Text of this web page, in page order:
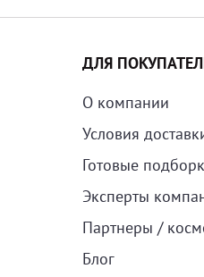
ДЛЯ
О компании
Условия
Готовые
Эксперты
Партнеры /
Блог